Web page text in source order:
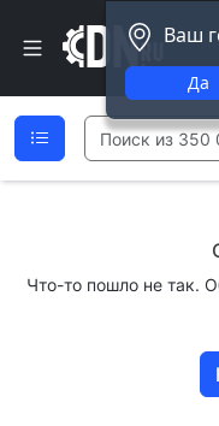
Ваш
Да
Что-то пошло не так.